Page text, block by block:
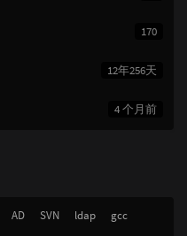
170
12年256天
4 个月前
AD SVN ldap
gcc